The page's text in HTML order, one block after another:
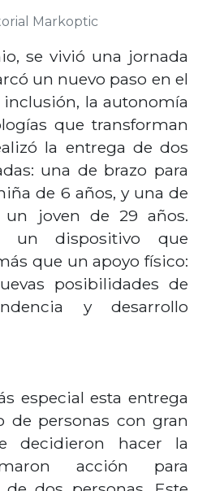
Markoptic
se vivió una jornada
un nuevo paso en el
la autonomía
que transforman
la entrega de dos
una de brazo para
de 6 años, y una de
un joven de 29 años.
un dispositivo que
que un apoyo físico:
posibilidades de
y desarrollo
especial esta entrega
de personas con gran
decidieron hacer la
acción para